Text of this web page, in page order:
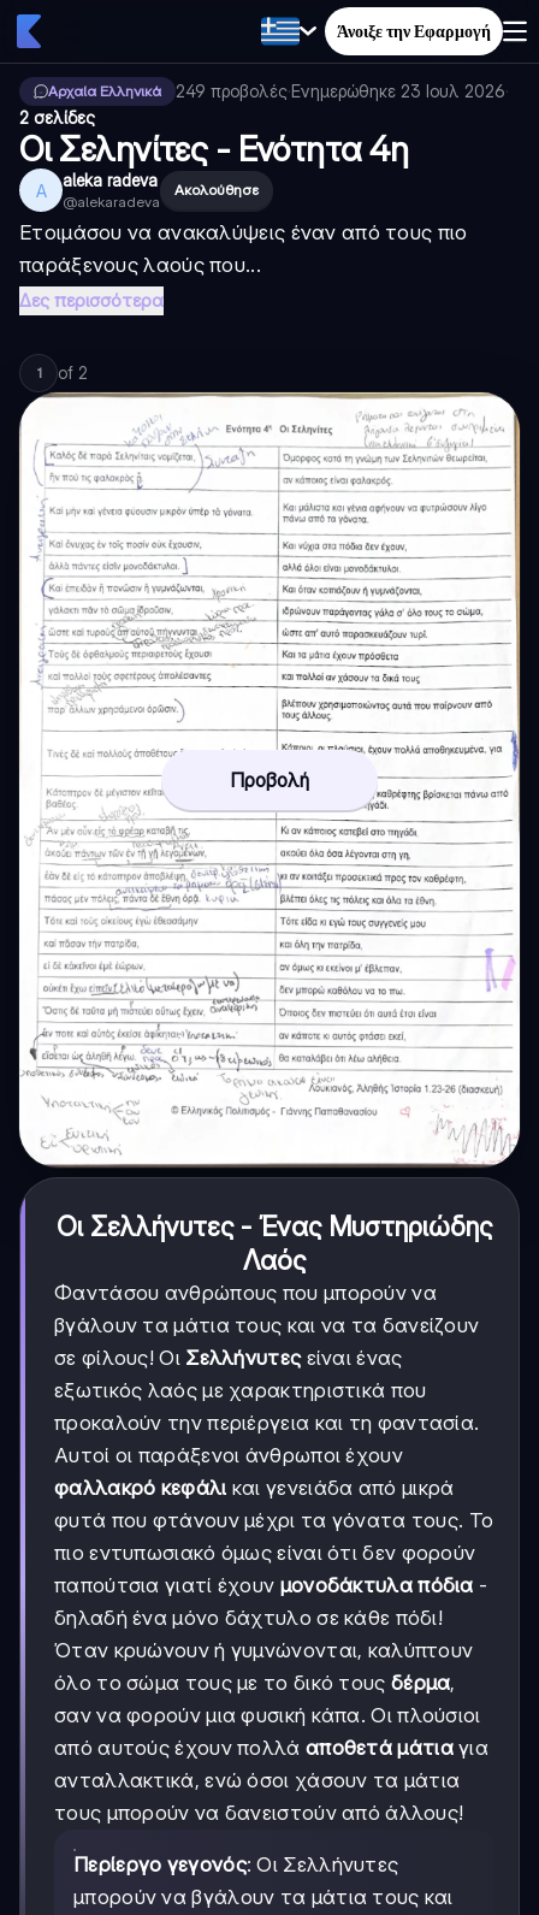
Άνοιξε την Εφαρμογή
Αρχαία Ελληνικά 249 προβολές·Ενημερώθηκε 23 Ιουλ 2026·
2 σελίδες
Οι Σεληνίτες - Ενότητα 4η
A aleka radeva
@alekaradeva
Ακολούθησε
Ετοιμάσου να ανακαλύψεις έναν από τους πιο
παράξενους λαούς που...
Δες περισσότερα
1 of 2
Προβολή
Οι Σελλήνυτες - Ένας Μυστηριώδης
Λαός
Φαντάσου ανθρώπους που μπορούν να
βγάλουν τα μάτια τους και να τα δανείζουν
σε φίλους! Οι Σελλήνυτεςείναι ένας
εξωτικός λαός με χαρακτηριστικά που
προκαλούν την περιέργεια και τη φαντασία.
Αυτοί οι παράξενοι άνθρωποι έχουν
φαλλακρό κεφάλι και γενειάδα από μικρά
φυτά που φτάνουν μέχρι τα γόνατα τους. Το
πιο εντυπωσιακό όμως είναι ότι δεν φορούν
παπούτσια γιατί έχουν μονοδάκτυλα πόδια -
δηλαδή ένα μόνο δάχτυλο σε κάθε πόδι!
Όταν κρυώνουν ή γυμνώνονται, καλύπτουν
όλο το σώμα τους με το δικό τους δέρμα,
σαν να φορούν μια φυσική κάπα. Οι πλούσιοι
από αυτούς έχουν πολλά αποθετά μάτιαγια
ανταλλακτικά, ενώ όσοι χάσουν τα μάτια
τους μπορούν να δανειστούν από άλλους!
Περίεργο γεγονός: Οι Σελλήνυτες
μπορούν να βγάλουν τα μάτια τους και